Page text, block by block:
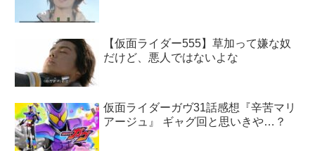
【仮面ライダー555】草加って嫌な奴
だけど、悪人ではないよな
仮面ライダーガヴ31話感想『辛苦マリ
アージュ』 ギャグ回と思いきや…？